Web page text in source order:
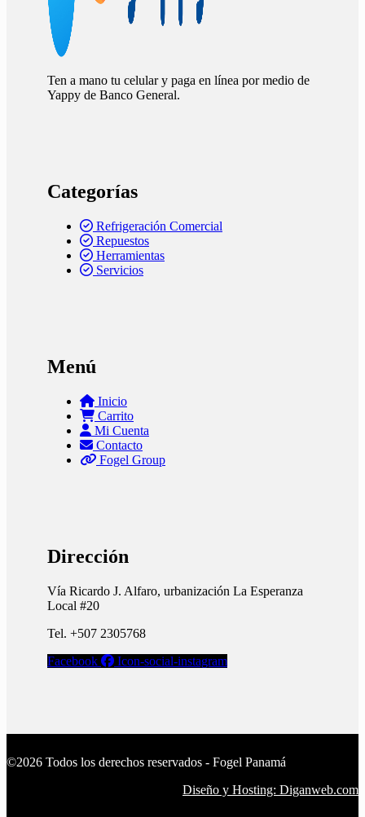
Ten a mano tu celular y paga en línea por medio de
Yappy de Banco General.
Categorías
Refrigeración Comercial
Repuestos
Herramientas
Servicios
Menú
Inicio
Carrito
Mi Cuenta
Contacto
Fogel Group
Dirección
Vía Ricardo J. Alfaro, urbanización La Esperanza
Local #20
Tel. +507 2305768
Facebook
Icon-social-instagram
©2026 Todos los derechos reservados - Fogel Panamá
Diseño y Hosting: Diganweb.com